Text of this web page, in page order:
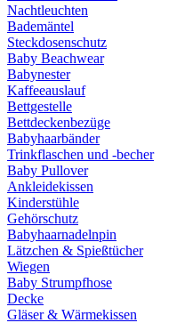
Nachtleuchten
Bademäntel
Steckdosenschutz
Baby Beachwear
Babynester
Kaffeeauslauf
Bettgestelle
Bettdeckenbezüge
Babyhaarbänder
Trinkflaschen und -becher
Baby Pullover
Ankleidekissen
Kinderstühle
Gehörschutz
Babyhaarnadelnpin
Lätzchen & Spießtücher
Wiegen
Baby Strumpfhose
Decke
Gläser & Wärmekissen